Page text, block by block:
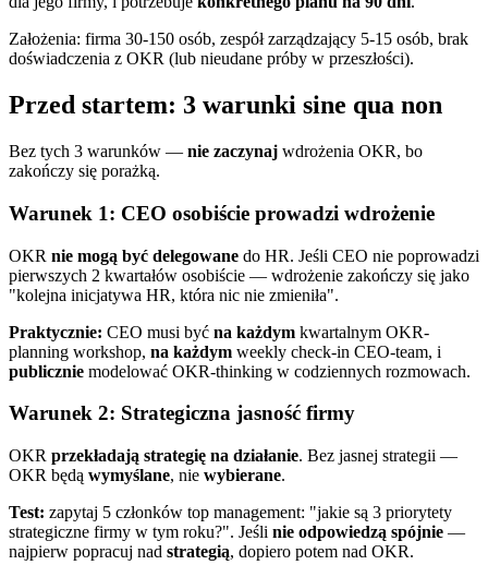
Założenia: firma 30-150 osób, zespół zarządzający 5-15 osób, brak
doświadczenia z OKR (lub nieudane próby w przeszłości).
Przed startem: 3 warunki sine qua non
Bez tych 3 warunków — nie zaczynaj wdrożenia OKR, bo
zakończy się porażką.
Warunek 1: CEO osobiście prowadzi wdrożenie
OKR nie mogą być delegowane do HR. Jeśli CEO nie poprowadzi
pierwszych 2 kwartałów osobiście — wdrożenie zakończy się jako
"kolejna inicjatywa HR, która nic nie zmieniła".
Praktycznie: CEO musi być na każdym kwartalnym OKR-
planning workshop, na każdym weekly check-in CEO-team, i
publicznie modelować OKR-thinking w codziennych rozmowach.
Warunek 2: Strategiczna jasność firmy
OKR przekładają strategię na działanie. Bez jasnej strategii —
OKR będą wymyślane, nie wybierane.
Test: zapytaj 5 członków top management: "jakie są 3 priorytety
strategiczne firmy w tym roku?". Jeśli nie odpowiedzą spójnie —
najpierw popracuj nad strategią, dopiero potem nad OKR.